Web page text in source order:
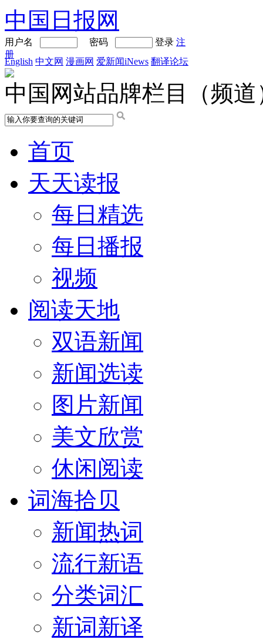
中国日报网
用户名 密码 登录 注
册
English 中文网 漫画网 爱新闻iNews 翻译论坛
中国网站品牌栏目（频道
首页
天天读报
每日精选
每日播报
视频
阅读天地
双语新闻
新闻选读
图片新闻
美文欣赏
休闲阅读
词海拾贝
新闻热词
流行新语
分类词汇
新词新译